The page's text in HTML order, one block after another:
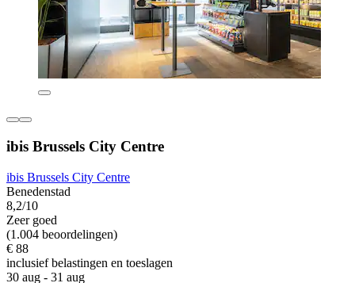
ibis Brussels City Centre
ibis Brussels City Centre
Benedenstad
8,2/10
Zeer goed
(1.004 beoordelingen)
€ 88
inclusief belastingen en toeslagen
30 aug - 31 aug